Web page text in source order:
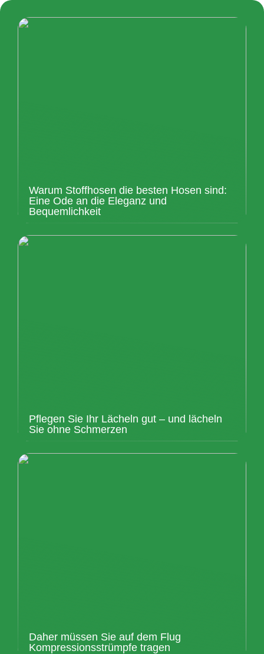
Warum Stoffhosen die besten Hosen sind:
Eine Ode an die Eleganz und
Bequemlichkeit
Pflegen Sie Ihr Lächeln gut – und lächeln
Sie ohne Schmerzen
Daher müssen Sie auf dem Flug
Kompressionsstrümpfe tragen